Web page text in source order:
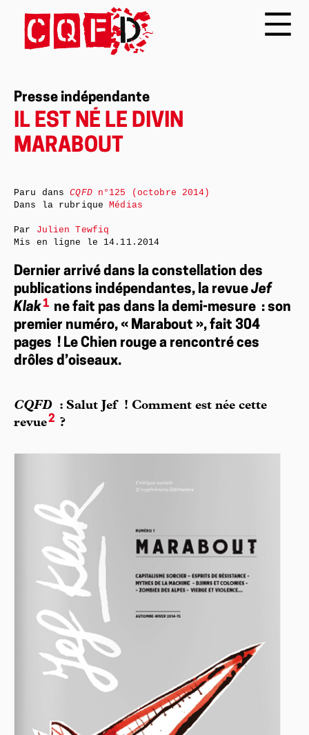
Presse indépendante
IL EST NÉ LE DIVIN
MARABOUT
Dernier arrivé dans la constellation des
publications indépendantes, la revue Jef
Klak1 ne fait pas dans la demi-mesure : son
premier numéro, « Marabout », fait 304
pages ! Le Chien rouge a rencontré ces
drôles d’oiseaux.
CQFD: Salut Jef ! Comment est née cette
revue2 ?
Paru dansCQFDn°125 (octobre 2014)
Dans la rubriqueMédias
Par Julien Tewfiq
Mis en ligne le 14.11.2014